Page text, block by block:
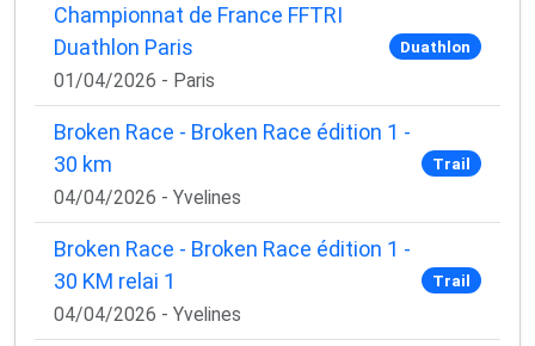
Championnat de France FFTRI
Duathlon Paris
01/04/2026 - Paris
Duathlon
Broken Race - Broken Race édition 1 -
30 km
04/04/2026 - Yvelines
Trail
Broken Race - Broken Race édition 1 -
30 KM relai 1
04/04/2026 - Yvelines
Trail